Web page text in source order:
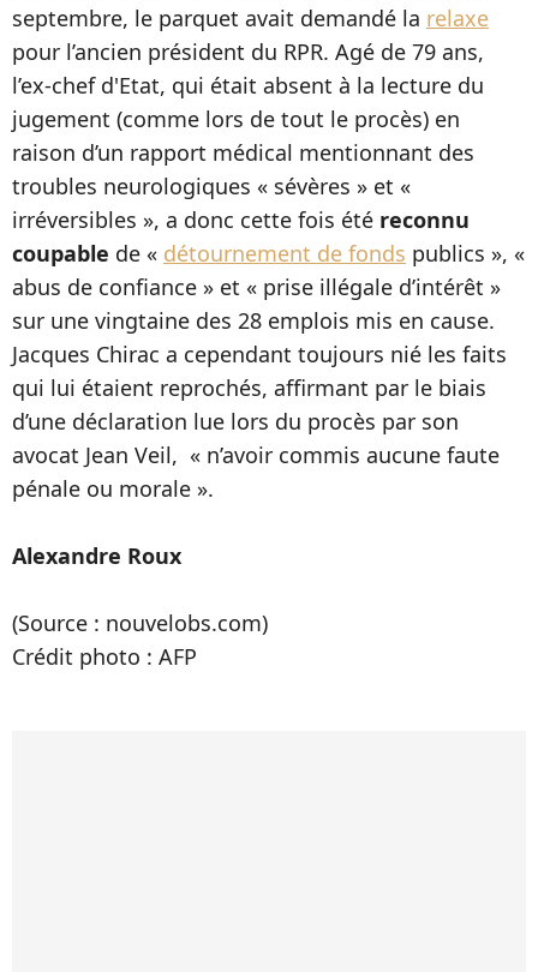
septembre, le parquet avait demandé la relaxe
pour l’ancien président du RPR. Agé de 79 ans,
l’ex-chef d'Etat, qui était absent à la lecture du
jugement (comme lors de tout le procès) en
raison d’un rapport médical mentionnant des
troubles neurologiques « sévères » et «
irréversibles », a donc cette fois été reconnu
coupable de « détournement de fonds publics », «
abus de confiance » et « prise illégale d’intérêt »
sur une vingtaine des 28 emplois mis en cause.
Jacques Chirac a cependant toujours nié les faits
qui lui étaient reprochés, affirmant par le biais
d’une déclaration lue lors du procès par son
avocat Jean Veil, « n’avoir commis aucune faute
pénale ou morale ».
Alexandre Roux
(Source : nouvelobs.com)
Crédit photo : AFP